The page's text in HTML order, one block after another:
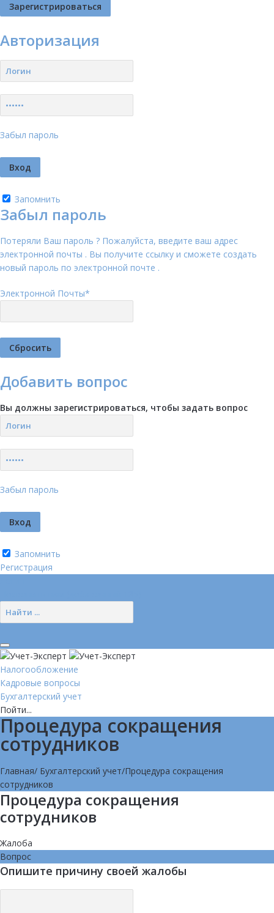
Авторизация
Забыл пароль
Запомнить
Забыл пароль
Потеряли Ваш пароль ? Пожалуйста, введите ваш адрес
электронной почты . Вы получите ссылку и сможете создать
новый пароль по электронной почте .
Электронной Почты*
Добавить вопрос
Вы должны зарегистрироваться, чтобы задать вопрос
Забыл пароль
Запомнить
Регистрация
Налогообложение
Кадровые вопросы
Бухгалтерский учет
Пойти...
Процедура сокращения
сотрудников
Главная/ Бухгалтерский учет/Процедура сокращения
сотрудников
Процедура сокращения
сотрудников
Жалоба
Вопрос
Опишите причину своей жалобы